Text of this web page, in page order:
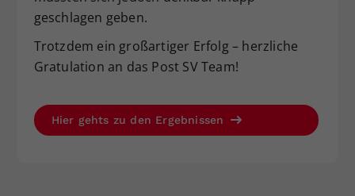
geschlagen geben.
Trotzdem ein großartiger Erfolg – herzliche
Gratulation an das Post SV Team!
Hier gehts zu den Ergebnissen